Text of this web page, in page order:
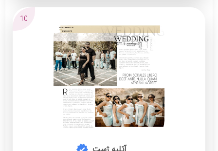
به صورت تخصصی در حوزه تصویر برداری عروس و
داماد فعالیت مینماید و بروزترین ایده های
اینستایی در کار پوشه این مجموعه قرار دارد
آتلیه وینو دارای دو شعبه فعال در شهرستان
اسلامشهر با کادری جوان و مجرب دارای کلیه
مدارک معتبر بین المللی و جواز کسب حاضر به
ارائه تمامی خدمات تصویر برداری با بروزترین
تجهیزات روز دنیا در خدمت شما عزیزان میباشد .
10